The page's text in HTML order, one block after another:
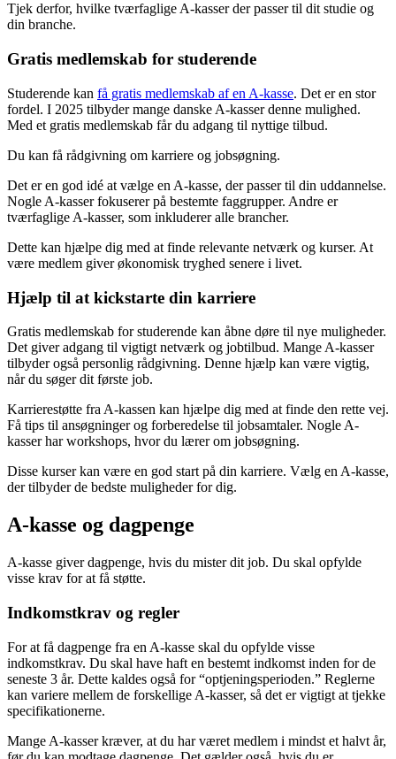
Tjek derfor, hvilke tværfaglige A-kasser der passer til dit studie og
din branche.
Gratis medlemskab for studerende
Studerende kan få gratis medlemskab af en A-kasse. Det er en stor
fordel. I 2025 tilbyder mange danske A-kasser denne mulighed.
Med et gratis medlemskab får du adgang til nyttige tilbud.
Du kan få rådgivning om karriere og jobsøgning.
Det er en god idé at vælge en A-kasse, der passer til din uddannelse.
Nogle A-kasser fokuserer på bestemte faggrupper. Andre er
tværfaglige A-kasser, som inkluderer alle brancher.
Dette kan hjælpe dig med at finde relevante netværk og kurser. At
være medlem giver økonomisk tryghed senere i livet.
Hjælp til at kickstarte din karriere
Gratis medlemskab for studerende kan åbne døre til nye muligheder.
Det giver adgang til vigtigt netværk og jobtilbud. Mange A-kasser
tilbyder også personlig rådgivning. Denne hjælp kan være vigtig,
når du søger dit første job.
Karrierestøtte fra A-kassen kan hjælpe dig med at finde den rette vej.
Få tips til ansøgninger og forberedelse til jobsamtaler. Nogle A-
kasser har workshops, hvor du lærer om jobsøgning.
Disse kurser kan være en god start på din karriere. Vælg en A-kasse,
der tilbyder de bedste muligheder for dig.
A-kasse og dagpenge
A-kasse giver dagpenge, hvis du mister dit job. Du skal opfylde
visse krav for at få støtte.
Indkomstkrav og regler
For at få dagpenge fra en A-kasse skal du opfylde visse
indkomstkrav. Du skal have haft en bestemt indkomst inden for de
seneste 3 år. Dette kaldes også for “optjeningsperioden.” Reglerne
kan variere mellem de forskellige A-kasser, så det er vigtigt at tjekke
specifikationerne.
Mange A-kasser kræver, at du har været medlem i mindst et halvt år,